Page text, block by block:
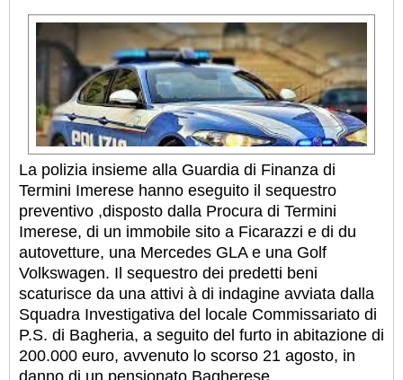
La polizia insieme alla Guardia di Finanza di
Termini Imerese hanno eseguito il sequestro
preventivo ,disposto dalla Procura di Termini
Imerese, di un immobile sito a Ficarazzi e di du
autovetture, una Mercedes GLA e una Golf
Volkswagen. Il sequestro dei predetti beni
scaturisce da una attivi à di indagine avviata dalla
Squadra Investigativa del locale Commissariato di
P.S. di Bagheria, a seguito del furto in abitazione di
200.000 euro, avvenuto lo scorso 21 agosto, in
danno di un pensionato Bagherese.